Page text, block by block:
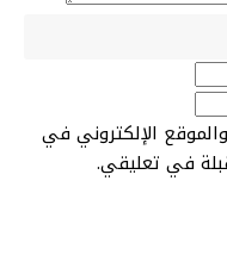
الإلكتروني في
في تعليقي.